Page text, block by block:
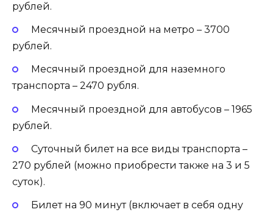
рублей.
Месячный проездной на метро – 3700
рублей.
Месячный проездной для наземного
транспорта – 2470 рубля.
Месячный проездной для автобусов – 1965
рублей.
Суточный билет на все виды транспорта –
270 рублей (можно приобрести также на 3 и 5
суток).
Билет на 90 минут (включает в себя одну